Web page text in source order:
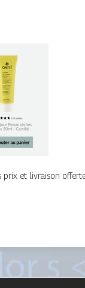
et livraison offerte